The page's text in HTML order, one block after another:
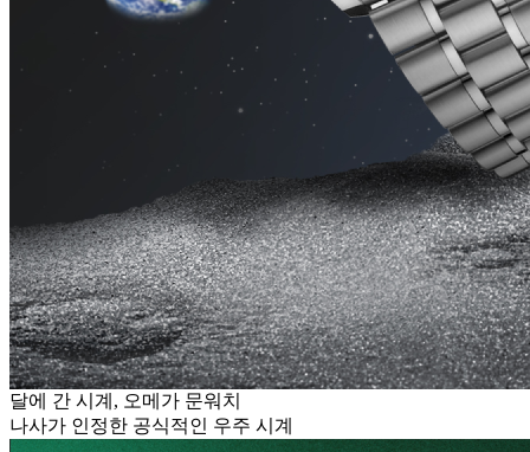
달에 간 시계, 오메가 문워치
나사가 인정한 공식적인 우주 시계